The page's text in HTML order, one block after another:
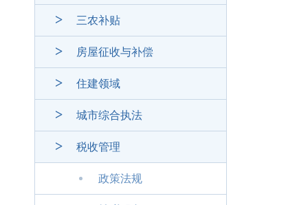
三农补贴
房屋征收与补偿
住建领域
城市综合执法
税收管理
政策法规